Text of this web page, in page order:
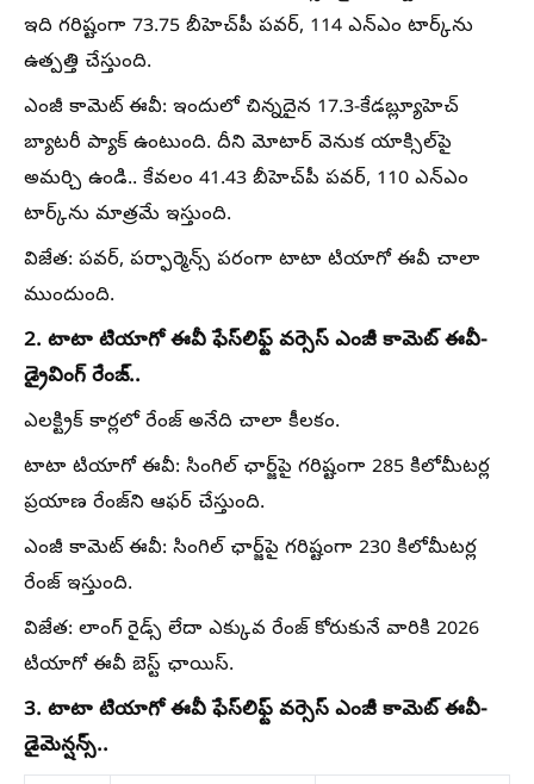
ఇది గరిష్టంగా 73.75 బీహెచ్​పీ పవర్, 114 ఎన్​ఎం టార్క్‌ను
ఉత్పత్తి చేస్తుంది.
ఎంజీ కామెట్ ఈవీ: ఇందులో చిన్నదైన 17.3-కేడబ్ల్యూహెచ్
బ్యాటరీ ప్యాక్ ఉంటుంది. దీని మోటార్ వెనుక యాక్సిల్​పై
అమర్చి ఉండి.. కేవలం 41.43 బీహెచ్​పీ పవర్, 110 ఎన్​ఎం
టార్క్‌ను మాత్రమే ఇస్తుంది.
విజేత: పవర్, పర్ఫార్మెన్స్ పరంగా టాటా టియాగో ఈవీ చాలా
ముందుంది.
2. టాటా టియాగో ఈవీ ఫేస్​లిఫ్ట్ వర్సెస్​ ఎంజీ కామెట్​ ఈవీ-
డ్రైవింగ్ రేంజ్..
ఎలక్ట్రిక్ కార్లలో రేంజ్ అనేది చాలా కీలకం.
టాటా టియాగో ఈవీ: సింగిల్ ఛార్జ్‌పై గరిష్టంగా 285 కిలోమీటర్ల
ప్రయాణ రేంజ్​ని ఆఫర్ చేస్తుంది.
ఎంజీ కామెట్ ఈవీ: సింగిల్ ఛార్జ్‌పై గరిష్టంగా 230 కిలోమీటర్ల
రేంజ్ ఇస్తుంది.
విజేత: లాంగ్ రైడ్స్ లేదా ఎక్కువ రేంజ్ కోరుకునే వారికి 2026
టియాగో ఈవీ బెస్ట్ ఛాయిస్.
3. టాటా టియాగో ఈవీ ఫేస్​లిఫ్ట్ వర్సెస్​ ఎంజీ కామెట్​ ఈవీ-
డైమెన్షన్స్..